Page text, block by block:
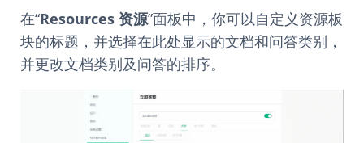
在“Resources 资源”面板中，你可以自定义资源板
块的标题，并选择在此处显示的文档和问答类别，
并更改文档类别及问答的排序。